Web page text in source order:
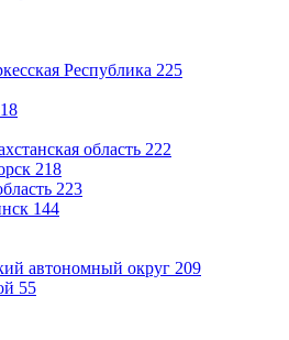
Республика 225
18
область 222
218
223
144
автономный округ 209
55